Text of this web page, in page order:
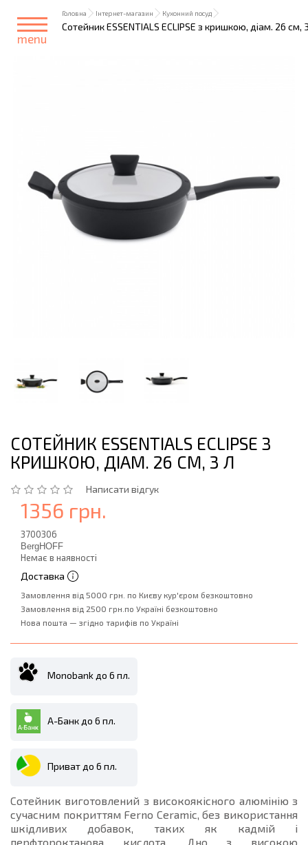
menu
Головна Інтернет-магазин Кухонний посуд
Сотейник ESSENTIALS ECLIPSE з кришкою, діам. 26 см,
СОТЕЙНИК ESSENTIALS ECLIPSE З
КРИШКОЮ, ДІАМ. 26 СМ, 3 Л
Написати відгук
1356 грн.
3700306
BergHOFF
Немає в наявності
Доставка
Замовлення від 5000 грн. по Києву кур'єром безкоштовно
Замовлення від 2500 грн.по Україні безкоштовно
Нова пошта — згідно тарифів по Україні
Monobank до 6 пл.
А-Банк до 6 пл.
Приват до 6 пл.
Сотейник виготовлений з високоякісного алюмінію з
сучасним покриттям Ferno Ceramic, без використання
шкідливих добавок, таких як кадмій і
перфтороктанова кислота. Дно з високою